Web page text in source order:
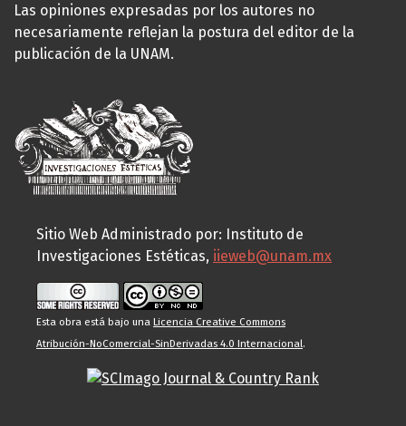
Las opiniones expresadas por los autores no
necesariamente reflejan la postura del editor de la
publicación de la UNAM.
Sitio Web Administrado por: Instituto de
Investigaciones Estéticas, iieweb@unam.mx
Esta obra está bajo una Licencia Creative Commons
Atribución-NoComercial-SinDerivadas 4.0 Internacional.